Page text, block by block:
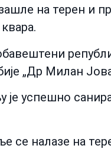
на терен и
„Др Милан
успешно
се налазе на